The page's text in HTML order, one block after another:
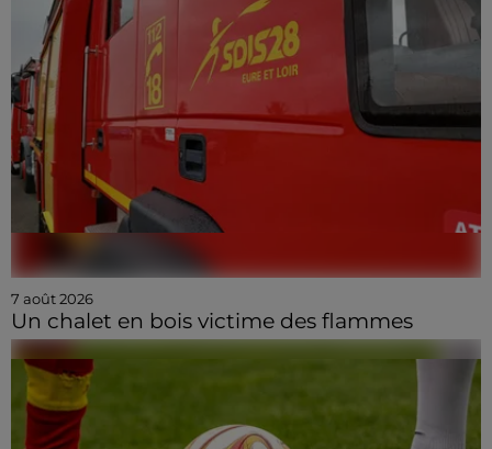
7 août 2026
Un chalet en bois victime des flammes